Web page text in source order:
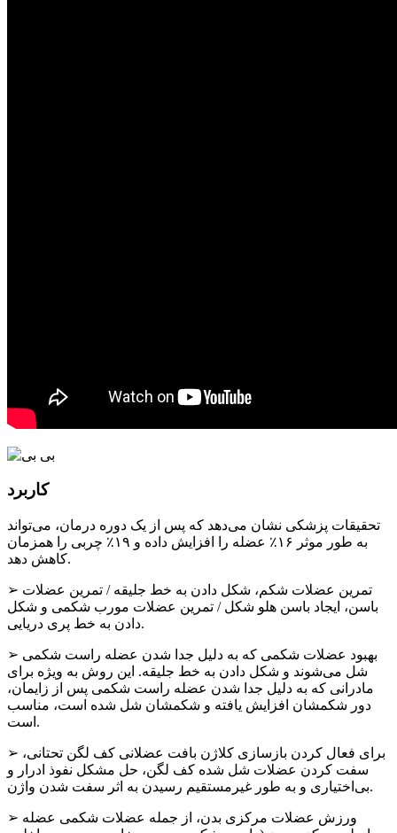
کاربرد
تحقیقات پزشکی نشان می‌دهد که پس از یک دوره درمان، می‌تواند
به طور موثر ۱۶٪ عضله را افزایش داده و ۱۹٪ چربی را همزمان
کاهش دهد.
➢ تمرین عضلات شکم، شکل دادن به خط جلیقه / تمرین عضلات
باسن، ایجاد باسن هلو شکل / تمرین عضلات مورب شکمی و شکل
دادن به خط پری دریایی.
➢ بهبود عضلات شکمی که به دلیل جدا شدن عضله راست شکمی
شل می‌شوند و شکل دادن به خط جلیقه. این روش به ویژه برای
مادرانی که به دلیل جدا شدن عضله راست شکمی پس از زایمان،
دور شکمشان افزایش یافته و شکمشان شل شده است، مناسب
است.
➢ برای فعال کردن بازسازی کلاژن بافت عضلانی کف لگن تحتانی،
سفت کردن عضلات شل شده کف لگن، حل مشکل نفوذ ادرار و
بی‌اختیاری و به طور غیرمستقیم رسیدن به اثر سفت شدن واژن.
➢ ورزش عضلات مرکزی بدن، از جمله عضلات شکمی عضله